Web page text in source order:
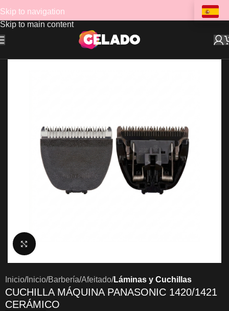
Skip to navigation
Skip to main content
Clic para ampliar
Inicio Inicio Barbería Afeitado Láminas y Cuchillas
CUCHILLA MÁQUINA PANASONIC 1420/1421
CERÁMICO